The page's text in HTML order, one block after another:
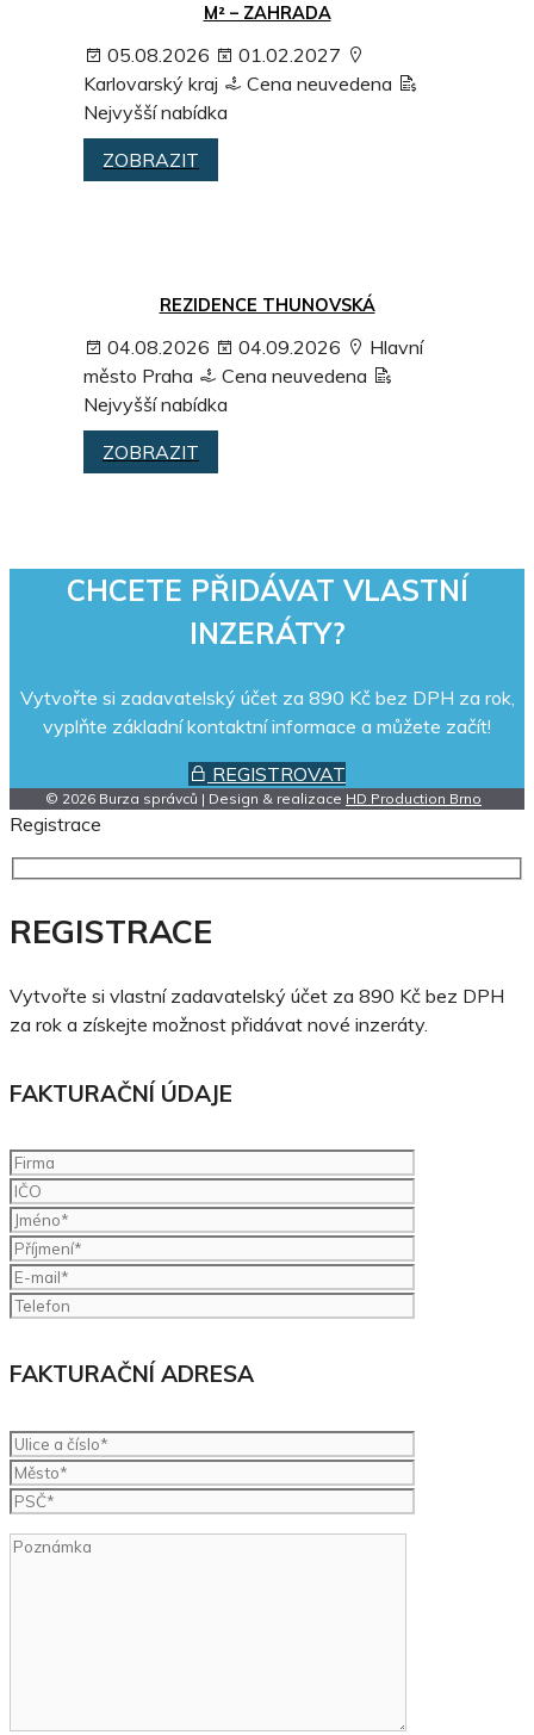
M² – ZAHRADA
05.08.2026
01.02.2027
Karlovarský kraj
Cena neuvedena
Nejvyšší nabídka
ZOBRAZIT
REZIDENCE THUNOVSKÁ
04.08.2026 04.09.2026
Hlavní
město Praha
Cena neuvedena
Nejvyšší nabídka
ZOBRAZIT
CHCETE PŘIDÁVAT VLASTNÍ
INZERÁTY?
Vytvořte si zadavatelský účet za 890 Kč bez DPH za rok,
vyplňte základní kontaktní informace a můžete začít!
REGISTROVAT
© 2026 Burza správců | Design & realizace HD Production Brno
Registrace
REGISTRACE
Vytvořte si vlastní zadavatelský účet za 890 Kč bez DPH
za rok a získejte možnost přidávat nové inzeráty.
FAKTURAČNÍ ÚDAJE
FAKTURAČNÍ ADRESA